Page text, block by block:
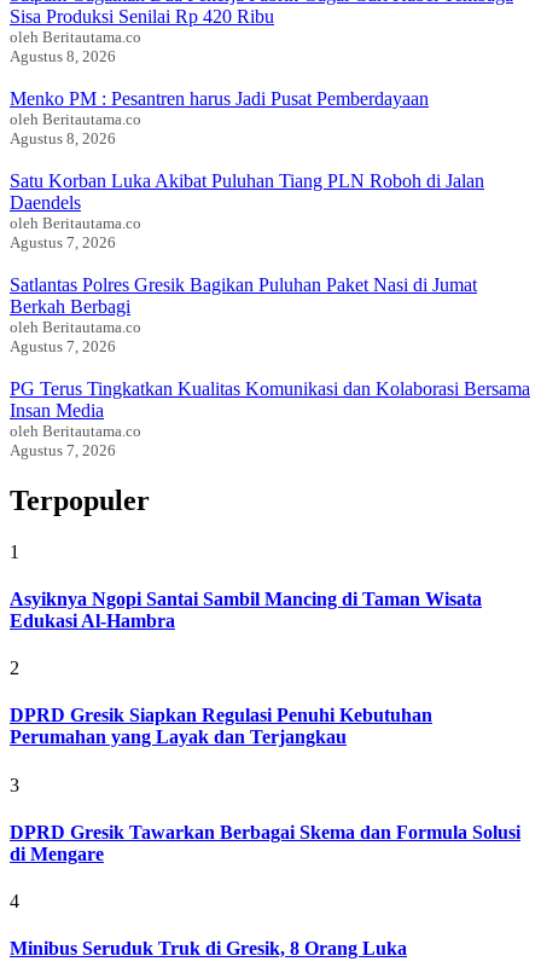
Sisa Produksi Senilai Rp 420 Ribu
oleh Beritautama.co
Agustus 8, 2026
Menko PM : Pesantren harus Jadi Pusat Pemberdayaan
oleh Beritautama.co
Agustus 8, 2026
Satu Korban Luka Akibat Puluhan Tiang PLN Roboh di Jalan
Daendels
oleh Beritautama.co
Agustus 7, 2026
Satlantas Polres Gresik Bagikan Puluhan Paket Nasi di Jumat
Berkah Berbagi
oleh Beritautama.co
Agustus 7, 2026
PG Terus Tingkatkan Kualitas Komunikasi dan Kolaborasi Bersama
Insan Media
oleh Beritautama.co
Agustus 7, 2026
Terpopuler
1
Asyiknya Ngopi Santai Sambil Mancing di Taman Wisata
Edukasi Al-Hambra
2
DPRD Gresik Siapkan Regulasi Penuhi Kebutuhan
Perumahan yang Layak dan Terjangkau
3
DPRD Gresik Tawarkan Berbagai Skema dan Formula Solusi
di Mengare
4
Minibus Seruduk Truk di Gresik, 8 Orang Luka